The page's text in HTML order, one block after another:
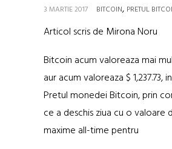
3 MARTIE 2017 BITCOIN, PRETUL
Articol scris de Mirona Noru
Bitcoin acum valoreaza mai
aur acum valoreaza $
Pretul monedei Bitcoin, prin
ce a deschis ziua cu o valoare
maxime all-time pentru